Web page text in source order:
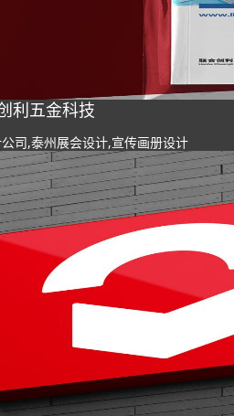
利五金科技
司,泰州展会设计,宣传画册设计